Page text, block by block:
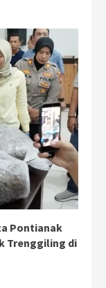
Pontianak
Trenggiling di